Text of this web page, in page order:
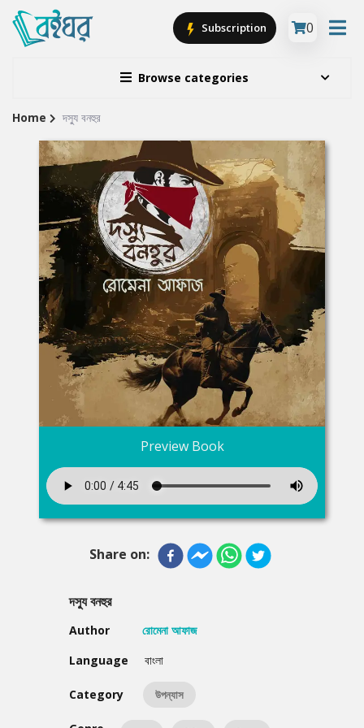
Browse categories
Subscription 0
Site
Breadcrumb
Home দস্যু বনহুর
Preview Book
Share on:
দস্যু বনহুর
Author
রোমেনা আফাজ
Language
বাংলা
Category উপন্যাস